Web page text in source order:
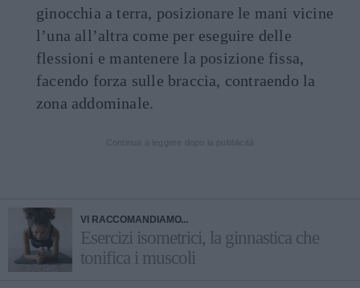
ginocchia a terra, posizionare le mani vicine
l’una all’altra come per eseguire delle
flessioni e mantenere la posizione fissa,
facendo forza sulle braccia, contraendo la
zona addominale.
VI RACCOMANDIAMO...
Esercizi isometrici, la ginnastica che
tonifica i muscoli